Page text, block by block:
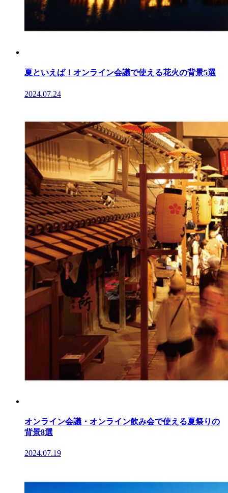
夏といえば！オンライン会議で使える花火の背景5選
2024.07.24
オンライン会議・オンライン飲み会で使える夏祭りの
背景8選
2024.07.19